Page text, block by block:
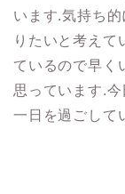
います.気持ち
りたいと考えて
ているので早く
思っています.
一日を過ごして